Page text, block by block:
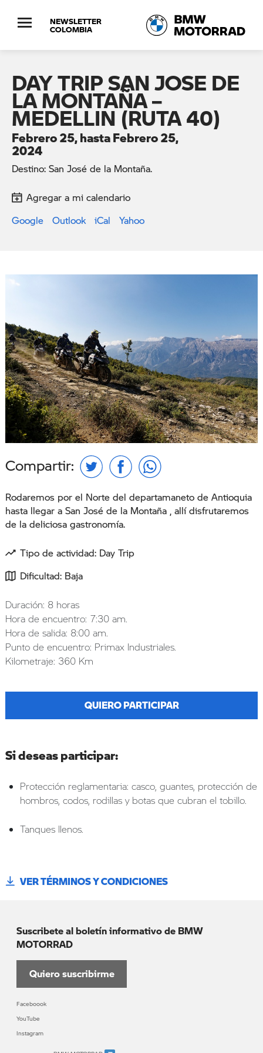
NEWSLETTER
COLOMBIA
DAY TRIP SAN JOSE DE
LA MONTAÑA –
MEDELLIN (RUTA 40)
Febrero 25, hasta Febrero 25,
2024
Destino: San José de la Montaña.
Agregar a mi calendario
Google
Outlook iCal Yahoo
Rodaremos por el Norte del departamaneto de Antioquia
hasta llegar a San José de la Montaña , allí disfrutaremos
de la deliciosa gastronomía.
Tipo de actividad: Day Trip
Dificultad: Baja
Duración: 8 horas
Hora de encuentro: 7:30 am.
Hora de salida: 8:00 am.
Punto de encuentro: Primax Industriales.
Kilometraje: 360 Km
QUIERO PARTICIPAR
Compartir:
Si deseas participar:
Protección reglamentaria: casco, guantes, protección de
hombros, codos, rodillas y botas que cubran el tobillo.
Tanques llenos.
VER TÉRMINOS Y CONDICIONES
Suscribete al boletín informativo de BMW
MOTORRAD
Quiero suscribirme
Faceboook
YouTube
Instagram